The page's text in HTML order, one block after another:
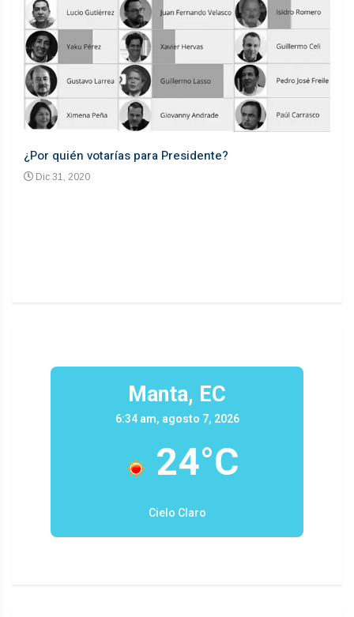
¿Por quién votarías para Presidente?
Dic 31, 2020
Manta, EC
6:34 am, agosto 7, 2026
24°C
Cielo Claro